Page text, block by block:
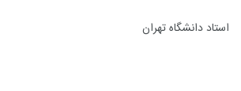
استاد دانشگاه تهران